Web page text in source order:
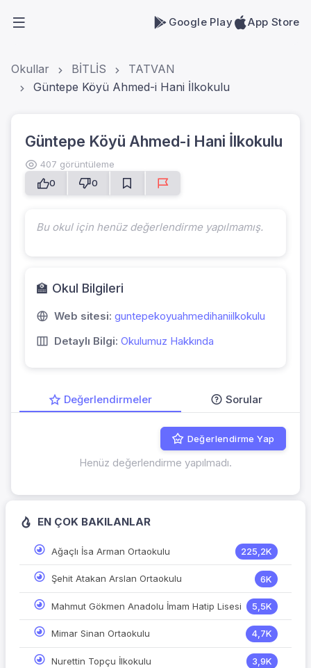
Google Play App Store
Okullar BİTLİS
TATVAN
Güntepe Köyü Ahmed-i Hani İlkokulu
Güntepe Köyü Ahmed-i Hani İlkokulu
407 görüntüleme
0
0
Bu okul için henüz değerlendirme yapılmamış.
🏫 Okul Bilgileri
Web sitesi: guntepekoyuahmedihaniilkokulu
Detaylı Bilgi: Okulumuz Hakkında
Değerlendirmeler Sorular
Değerlendirme Yap
Henüz değerlendirme yapılmadı.
EN ÇOK BAKILANLAR
Ağaçlı İsa Arman Ortaokulu 225,2K
Şehit Atakan Arslan Ortaokulu 6K
Mahmut Gökmen Anadolu İmam Hatip Lisesi 5,5K
Mimar Sinan Ortaokulu 4,7K
Nurettin Topçu İlkokulu 3,9K